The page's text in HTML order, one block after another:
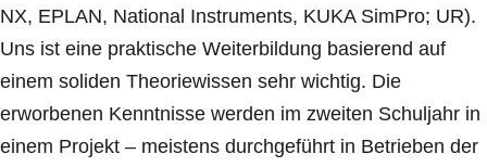
NX, EPLAN, National Instruments, KUKA SimPro; UR).
Uns ist eine praktische Weiterbildung basierend auf
einem soliden Theoriewissen sehr wichtig. Die
erworbenen Kenntnisse werden im zweiten Schuljahr in
einem Projekt – meistens durchgeführt in Betrieben der